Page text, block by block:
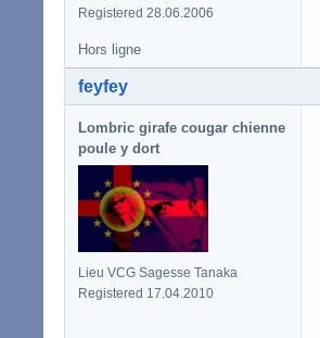
Registered 28.06.2006
Hors ligne
feyfey
Lombric girafe cougar chienne
poule y dort
Lieu VCG Sagesse Tanaka
Registered 17.04.2010